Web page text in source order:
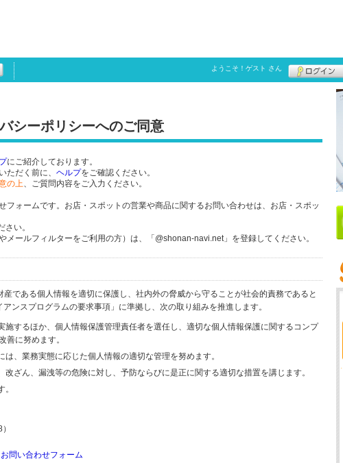
ようこそ！ ゲスト さん
シーポリシーへのご同意
にご紹介しております。
ただく前に、 ヘルプをご確認ください。
の上、ご質問内容をご入力ください。
ォームです。お店・スポットの営業や商品に関するお問い合わせは、お店・スポッ
い。
ールフィルターをご利用の方）は、「@shonan-navi.net」を登録してください。
である個人情報を適切に保護し、社内外の脅威から守ることが社会的責務であると
ンスプログラムの要求事項」に準拠し、次の取り組みを推進します。
するほか、個人情報保護管理責任者を選任し、適切な個人情報保護に関するコンプ
善に努めます。
、業務実態に応じた個人情報の適切な管理を努めます。
ざん、漏洩等の危険に対し、予防ならびに是正に関する適切な措置を講じます。
問い合わせフォーム